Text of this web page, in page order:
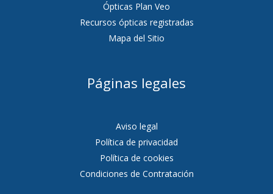
Ópticas Plan Veo
Recursos ópticas registradas
Mapa del Sitio
Páginas legales
Aviso legal
Política de privacidad
Política de cookies
Condiciones de Contratación